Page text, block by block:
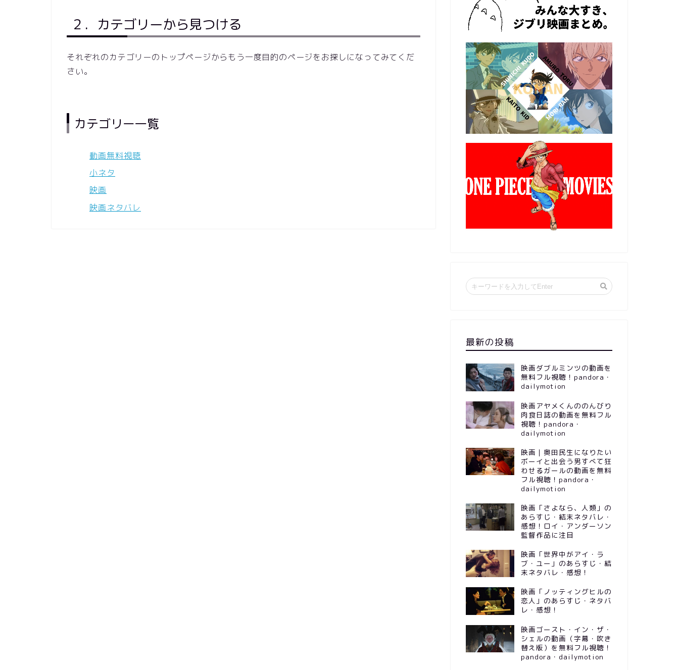
２．カテゴリーから見つける
それぞれのカテゴリーのトップページからもう一度目的のページをお探しになってみてくだ
さい。
カテゴリー一覧
動画無料視聴
小ネタ
映画
映画ネタバレ
最新の投稿
映画ダブルミンツの動画を
無料フル視聴！pandora・
dailymotion
映画アヤメくんののんびり
肉食日誌の動画を無料フル
視聴！pandora・
dailymotion
映画｜奥田民生になりたい
ボーイと出会う男すべて狂
わせるガールの動画を無料
フル視聴！pandora・
dailymotion
映画「さよなら、人類」の
あらすじ・結末ネタバレ・
感想！ロイ・アンダーソン
監督作品に注目
映画「世界中がアイ・ラ
ブ・ユー」のあらすじ・結
末ネタバレ・感想！
映画「ノッティングヒルの
恋人」のあらすじ・ネタバ
レ・感想！
映画ゴースト・イン・ザ・
シェルの動画（字幕・吹き
替え版）を無料フル視聴！
pandora・dailymotion